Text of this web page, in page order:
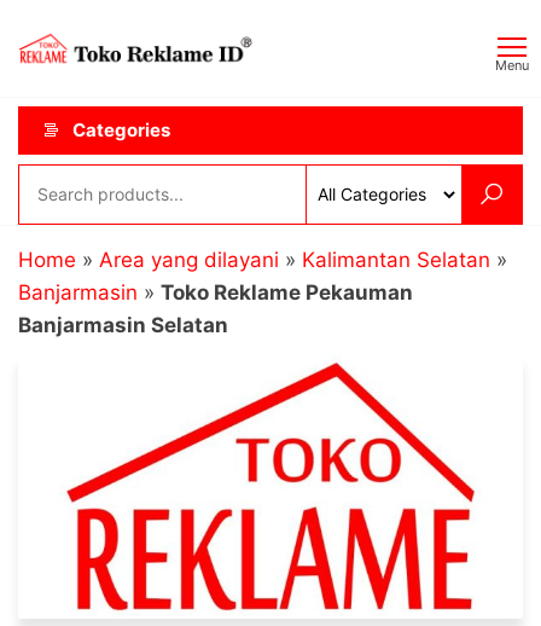
content
ID
Menu
Categories
Home » Area yang dilayani » Kalimantan Selatan »
Banjarmasin » Toko Reklame Pekauman
Banjarmasin Selatan